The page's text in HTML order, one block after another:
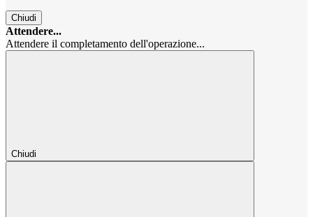
Chiudi
Attendere...
Attendere il completamento dell'operazione...
Chiudi